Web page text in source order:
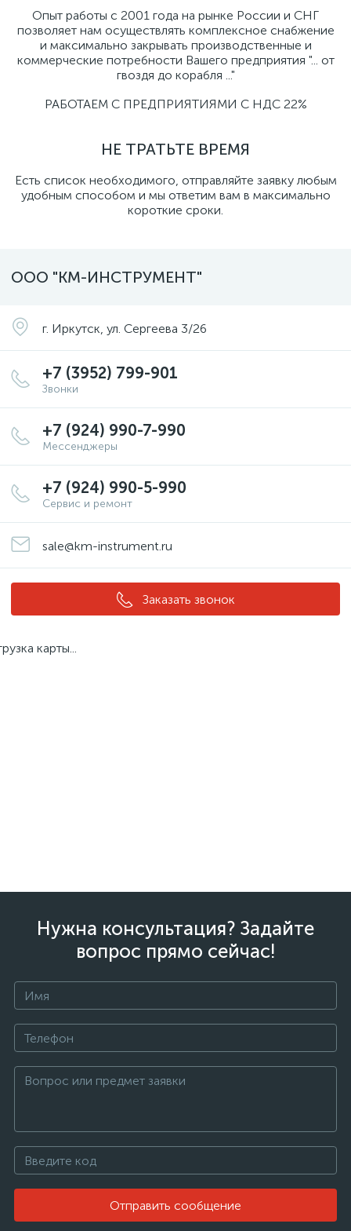
Опыт работы с 2001 года на рынке России и СНГ
позволяет нам осуществлять комплексное снабжение
и максимально закрывать производственные и
коммерческие потребности Вашего предприятия "... от
гвоздя до корабля ..."
РАБОТАЕМ С ПРЕДПРИЯТИЯМИ С НДС 22%
НЕ ТРАТЬТЕ ВРЕМЯ
Есть список необходимого, отправляйте заявку любым
удобным способом и мы ответим вам в максимально
короткие сроки.
ООО "КМ-ИНСТРУМЕНТ"
г. Иркутск, ул. Сергеева 3/26
+7 (3952) 799-901
Звонки
+7 (924) 990-7-990
Мессенджеры
+7 (924) 990-5-990
Сервис и ремонт
sale@km-instrument.ru
Заказать звонок
карты...
Нужна консультация? Задайте
вопрос прямо сейчас!
Отправить сообщение